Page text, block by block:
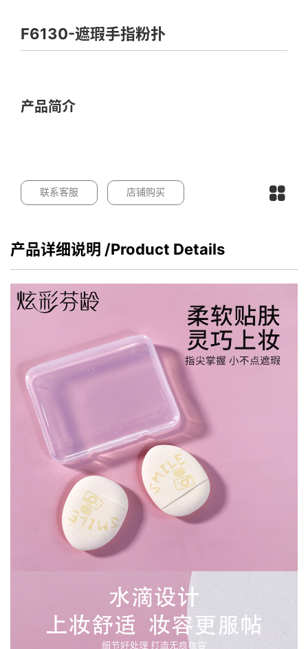
F6130-遮瑕手指粉扑
产品简介
联系客服 店铺购买
产品详细说明 /Product Details